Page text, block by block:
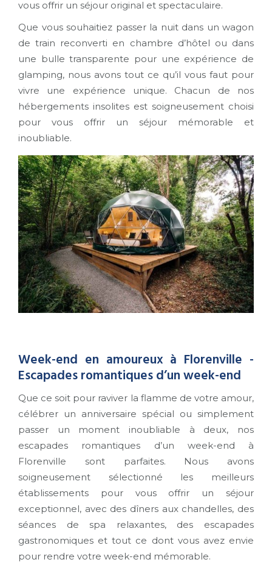
vous offrir un séjour original et spectaculaire.
Que vous souhaitiez passer la nuit dans un wagon
de train reconverti en chambre d’hôtel ou dans
une bulle transparente pour une expérience de
glamping, nous avons tout ce qu’il vous faut pour
vivre une expérience unique. Chacun de nos
hébergements insolites est soigneusement choisi
pour vous offrir un séjour mémorable et
inoubliable.
Week-end en amoureux à Florenville -
Escapades romantiques d’un week-end
Que ce soit pour raviver la flamme de votre amour,
célébrer un anniversaire spécial ou simplement
passer un moment inoubliable à deux, nos
escapades romantiques d’un week-end à
Florenville sont parfaites. Nous avons
soigneusement sélectionné les meilleurs
établissements pour vous offrir un séjour
exceptionnel, avec des dîners aux chandelles, des
séances de spa relaxantes, des escapades
gastronomiques et tout ce dont vous avez envie
pour rendre votre week-end mémorable.